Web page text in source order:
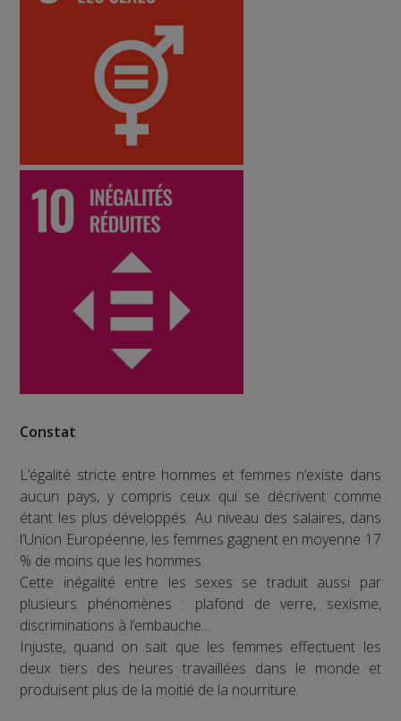
Constat
L’égalité stricte entre hommes et femmes n’existe dans
aucun pays, y compris ceux qui se décrivent comme
étant les plus développés. Au niveau des salaires, dans
l’Union Européenne, les femmes gagnent en moyenne 17
% de moins que les hommes.
Cette inégalité entre les sexes se traduit aussi par
plusieurs phénomènes : plafond de verre, sexisme,
discriminations à l’embauche…
Injuste, quand on sait que les femmes effectuent les
deux tiers des heures travaillées dans le monde et
produisent plus de la moitié de la nourriture.